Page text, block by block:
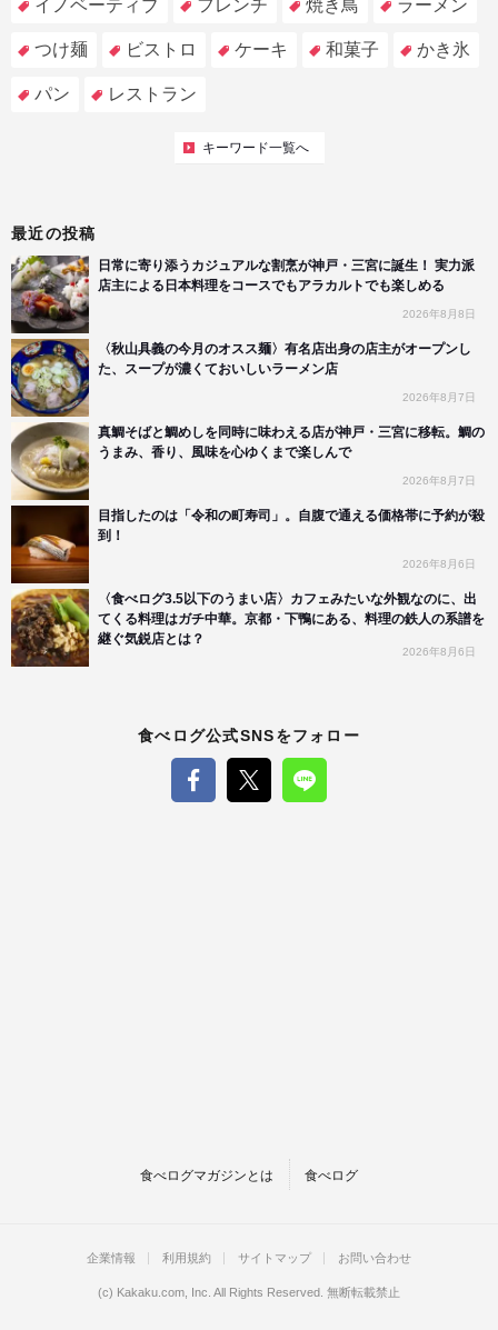
イノベーティブ フレンチ 焼き鳥 ラーメン
つけ麺 ビストロ ケーキ 和菓子 かき氷
パン レストラン
キーワード一覧へ
最近の投稿
日常に寄り添うカジュアルな割烹が神戸・三宮に誕生！ 実力派
店主による日本料理をコースでもアラカルトでも楽しめる
2026年8月8日
〈秋山具義の今月のオスス麺〉有名店出身の店主がオープンし
た、スープが濃くておいしいラーメン店
2026年8月7日
真鯛そばと鯛めしを同時に味わえる店が神戸・三宮に移転。鯛の
うまみ、香り、風味を心ゆくまで楽しんで
2026年8月7日
目指したのは「令和の町寿司」。自腹で通える価格帯に予約が殺
到！
2026年8月6日
〈食べログ3.5以下のうまい店〉カフェみたいな外観なのに、出
てくる料理はガチ中華。京都・下鴨にある、料理の鉄人の系譜を
継ぐ気鋭店とは？
2026年8月6日
食べログ公式SNSをフォロー
食べログマガジンとは 食べログ
企業情報 利用規約 サイトマップ お問い合わせ
(c) Kakaku.com, Inc. All Rights Reserved. 無断転載禁止